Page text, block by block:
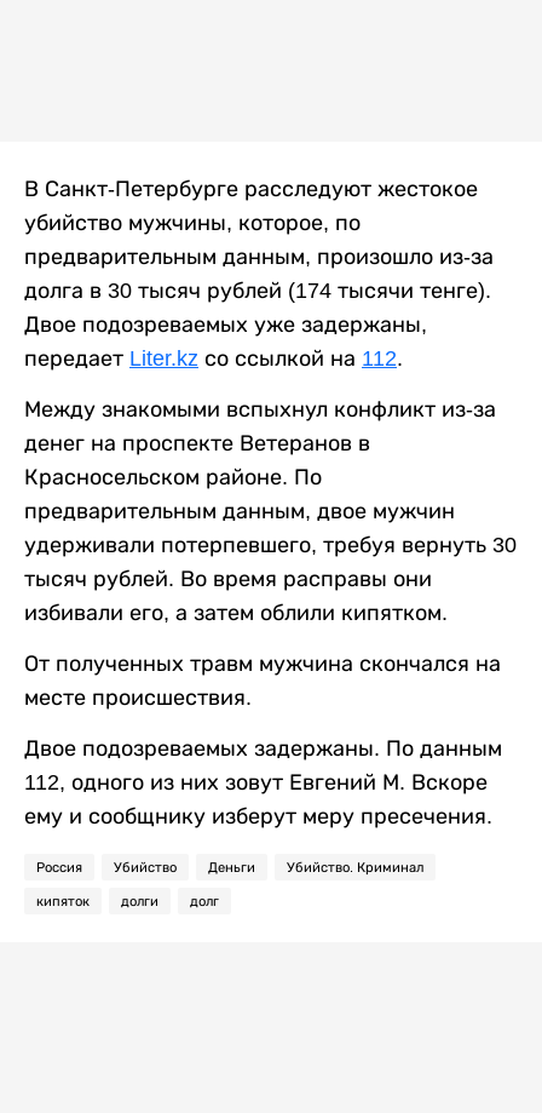
В Санкт-Петербурге расследуют жестокое
убийство мужчины, которое, по
предварительным данным, произошло из-за
долга в 30 тысяч рублей (174 тысячи тенге).
Двое подозреваемых уже задержаны,
передает Liter.kz со ссылкой на 112.
Между знакомыми вспыхнул конфликт из-за
денег на проспекте Ветеранов в
Красносельском районе. По
предварительным данным, двое мужчин
удерживали потерпевшего, требуя вернуть 30
тысяч рублей. Во время расправы они
избивали его, а затем облили кипятком.
От полученных травм мужчина скончался на
месте происшествия.
Двое подозреваемых задержаны. По данным
112, одного из них зовут Евгений М. Вскоре
ему и сообщнику изберут меру пресечения.
Россия Убийство Деньги Убийство. Криминал
кипяток долги долг